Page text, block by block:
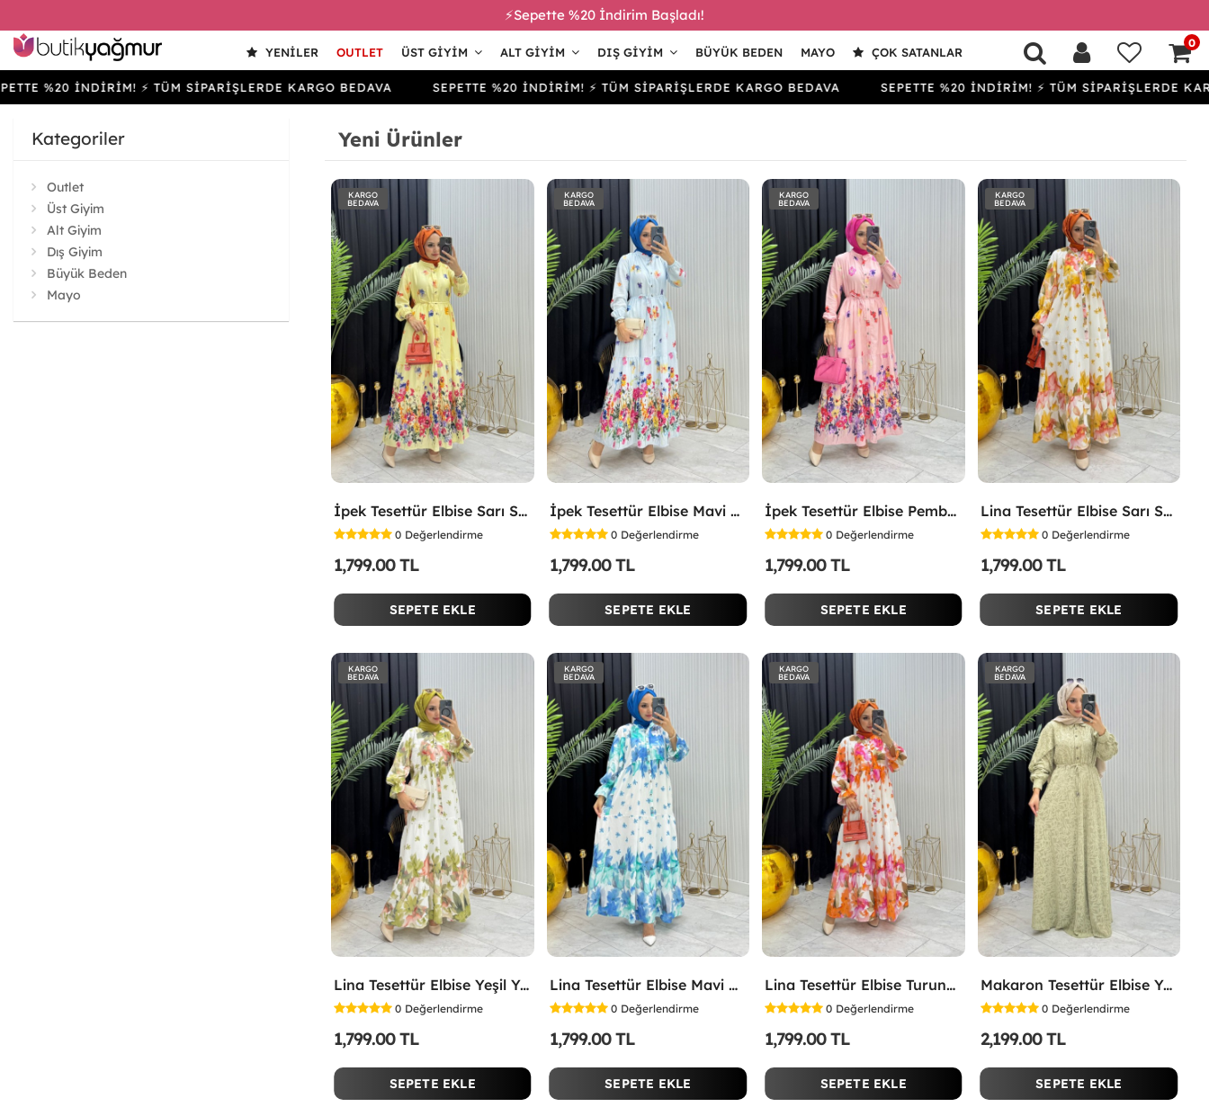
⚡Sepette %20 İndirim Başladı!
YENILER OUTLET ÜST GIYIM ALT GIYIM DIŞ GIYIM BÜYÜK BEDEN MAYO ÇOK SATANLAR
0
İNDİRİM! ⚡ TÜM SİPARİŞLERDE KARGO BEDAVA SEPETTE %20 İNDİRİM! ⚡ TÜM SİPARİŞLERDE KARGO BEDAVA SEPETTE %20 İNDİRİM! ⚡ TÜM SİPARİŞLERDE KARGO
Kategoriler
Outlet
Üst Giyim
Alt Giyim
Dış Giyim
Büyük Beden
Mayo
Yeni Ürünler
KARGO
BEDAVA
İpek Tesettür Elbise Sarı Sarı
0 Değerlendirme
1,799.00 TL
SEPETE EKLE
KARGO
BEDAVA
İpek Tesettür Elbise Mavi Mavi
0 Değerlendirme
1,799.00 TL
SEPETE EKLE
KARGO
BEDAVA
İpek Tesettür Elbise Pembe Pembe
0 Değerlendirme
1,799.00 TL
SEPETE EKLE
KARGO
BEDAVA
Lina Tesettür Elbise Sarı Sarı
0 Değerlendirme
1,799.00 TL
SEPETE EKLE
KARGO
BEDAVA
Lina Tesettür Elbise Yeşil Yeşil
0 Değerlendirme
1,799.00 TL
SEPETE EKLE
KARGO
BEDAVA
Lina Tesettür Elbise Mavi Mavi
0 Değerlendirme
1,799.00 TL
SEPETE EKLE
KARGO
BEDAVA
Lina Tesettür Elbise Turuncu Turuncu
0 Değerlendirme
1,799.00 TL
SEPETE EKLE
KARGO
BEDAVA
Makaron Tesettür Elbise Yeşil Yeşil
0 Değerlendirme
2,199.00 TL
SEPETE EKLE